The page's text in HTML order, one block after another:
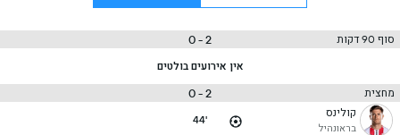
סוף 90 דקות 2 - 0
אין אירועים בולטים
מחצית 2 - 0
קולינס
בראונהיל
44'